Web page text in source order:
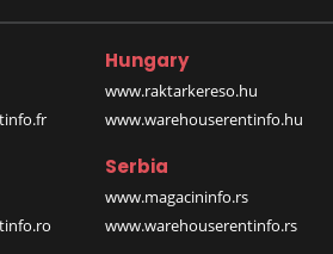
Hungary
www.raktarkereso.hu
www.warehouserentinfo.hu
Serbia
www.magacininfo.rs
www.warehouserentinfo.rs